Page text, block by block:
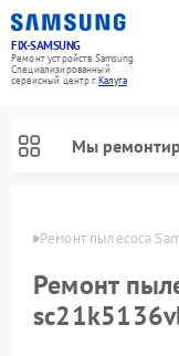
FIX-SAMSUNG
Ремонт устройств Samsung
Специализированный
cервисный центр г.Калуга
Мы
Ремонт пылесоса
Ремонт